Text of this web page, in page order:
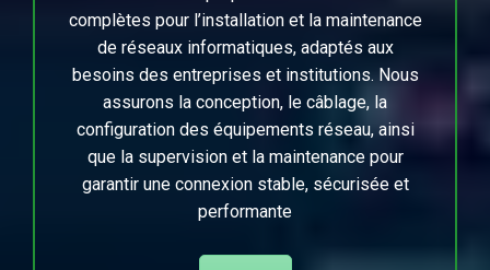
complètes pour l’installation et la maintenance
de réseaux informatiques, adaptés aux
besoins des entreprises et institutions. Nous
assurons la conception, le câblage, la
configuration des équipements réseau, ainsi
que la supervision et la maintenance pour
garantir une connexion stable, sécurisée et
performante